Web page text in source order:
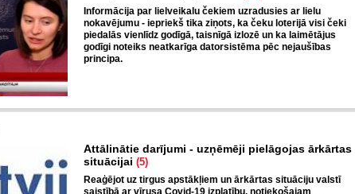
Informācija par lielveikalu čekiem uzradusies ar lielu
nokavējumu - iepriekš tika ziņots, ka čeku loterijā visi čeki
piedalās vienlīdz godīgā, taisnīgā izlozē un ka laimētājus
godīgi noteiks neatkarīga datorsistēma pēc nejaušības
principa.
Attālinātie darījumi - uzņēmēji pielāgojas ārkārtas
situācijai (5)
Reaģējot uz tirgus apstākļiem un ārkārtas situāciju valstī
saistībā ar vīrusa Covid-19 izplatību, notiekošajam